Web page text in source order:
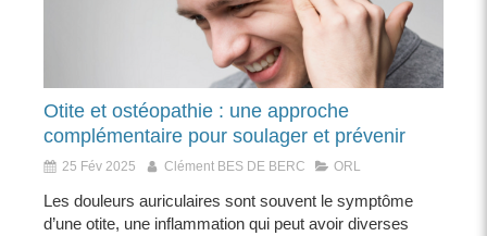
Otite et ostéopathie : une approche
complémentaire pour soulager et prévenir
25 Fév 2025 Clément BES DE BERC ORL
Les douleurs auriculaires sont souvent le symptôme
d’une otite, une inflammation qui peut avoir diverses